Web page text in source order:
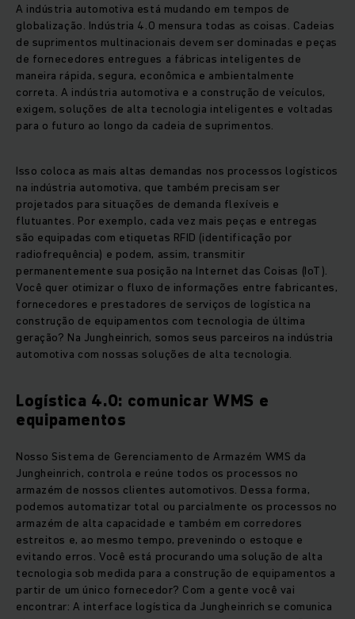
A indústria automotiva está mudando em tempos de
globalização. Indústria 4.0 mensura todas as coisas. Cadeias
de suprimentos multinacionais devem ser dominadas e peças
de fornecedores entregues a fábricas inteligentes de
maneira rápida, segura, econômica e ambientalmente
correta. A indústria automotiva e a construção de veículos,
exigem, soluções de alta tecnologia inteligentes e voltadas
para o futuro ao longo da cadeia de suprimentos.
Isso coloca as mais altas demandas nos processos logísticos
na indústria automotiva, que também precisam ser
projetados para situações de demanda flexíveis e
flutuantes. Por exemplo, cada vez mais peças e entregas
são equipadas com etiquetas RFID (identificação por
radiofrequência) e podem, assim, transmitir
permanentemente sua posição na Internet das Coisas (IoT).
Você quer otimizar o fluxo de informações entre fabricantes,
fornecedores e prestadores de serviços de logística na
construção de equipamentos com tecnologia de última
geração? Na Jungheinrich, somos seus parceiros na indústria
automotiva com nossas soluções de alta tecnologia.
Logística 4.0: comunicar WMS e
equipamentos
Nosso Sistema de Gerenciamento de Armazém WMS da
Jungheinrich, controla e reúne todos os processos no
armazém de nossos clientes automotivos. Dessa forma,
podemos automatizar total ou parcialmente os processos no
armazém de alta capacidade e também em corredores
estreitos e, ao mesmo tempo, prevenindo o estoque e
evitando erros. Você está procurando uma solução de alta
tecnologia sob medida para a construção de equipamentos a
partir de um único fornecedor? Com a gente você vai
encontrar: A interface logística da Jungheinrich se comunica